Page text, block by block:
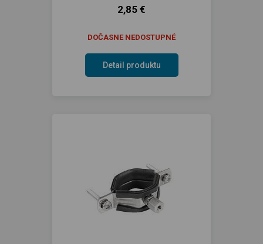
2,85 €
DOČASNE NEDOSTUPNÉ
Detail produktu